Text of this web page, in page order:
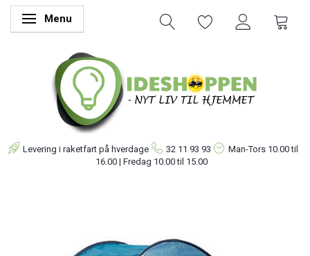
Skifte navigation
Menu
Levering i raketfart på hverdage 32 11 93 93 Man-Tors 10.00 til
16.00 | Fredag 10.00 til 15.00